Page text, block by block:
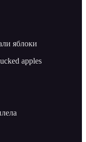
яблоки
apples